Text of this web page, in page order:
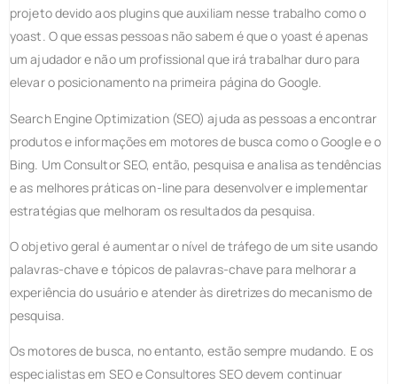
projeto devido aos plugins que auxiliam nesse trabalho como o
yoast. O que essas pessoas não sabem é que o yoast é apenas
um ajudador e não um profissional que irá trabalhar duro para
elevar o posicionamento na primeira página do Google.
Search Engine Optimization (SEO) ajuda as pessoas a encontrar
produtos e informações em motores de busca como o Google e o
Bing. Um Consultor SEO, então, pesquisa e analisa as tendências
e as melhores práticas on-line para desenvolver e implementar
estratégias que melhoram os resultados da pesquisa.
O objetivo geral é aumentar o nível de tráfego de um site usando
palavras-chave e tópicos de palavras-chave para melhorar a
experiência do usuário e atender às diretrizes do mecanismo de
pesquisa.
Os motores de busca, no entanto, estão sempre mudando. E os
especialistas em SEO e Consultores SEO devem continuar